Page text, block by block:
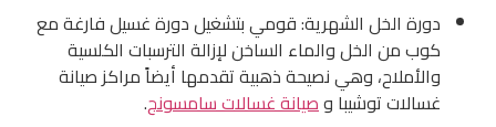
دورة الخل الشهرية: قومي بتشغيل دورة غسيل فارغة مع
كوب من الخل والماء الساخن لإزالة الترسبات الكلسية
والأملاح، وهي نصيحة ذهبية تقدمها أيضاً مراكز صيانة
غسالات توشيبا وصيانة غسالات سامسونج.